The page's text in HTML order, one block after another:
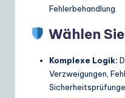
Fehlerbehandlung.
Wählen
Komplexe Logik:
Verzweigungen,